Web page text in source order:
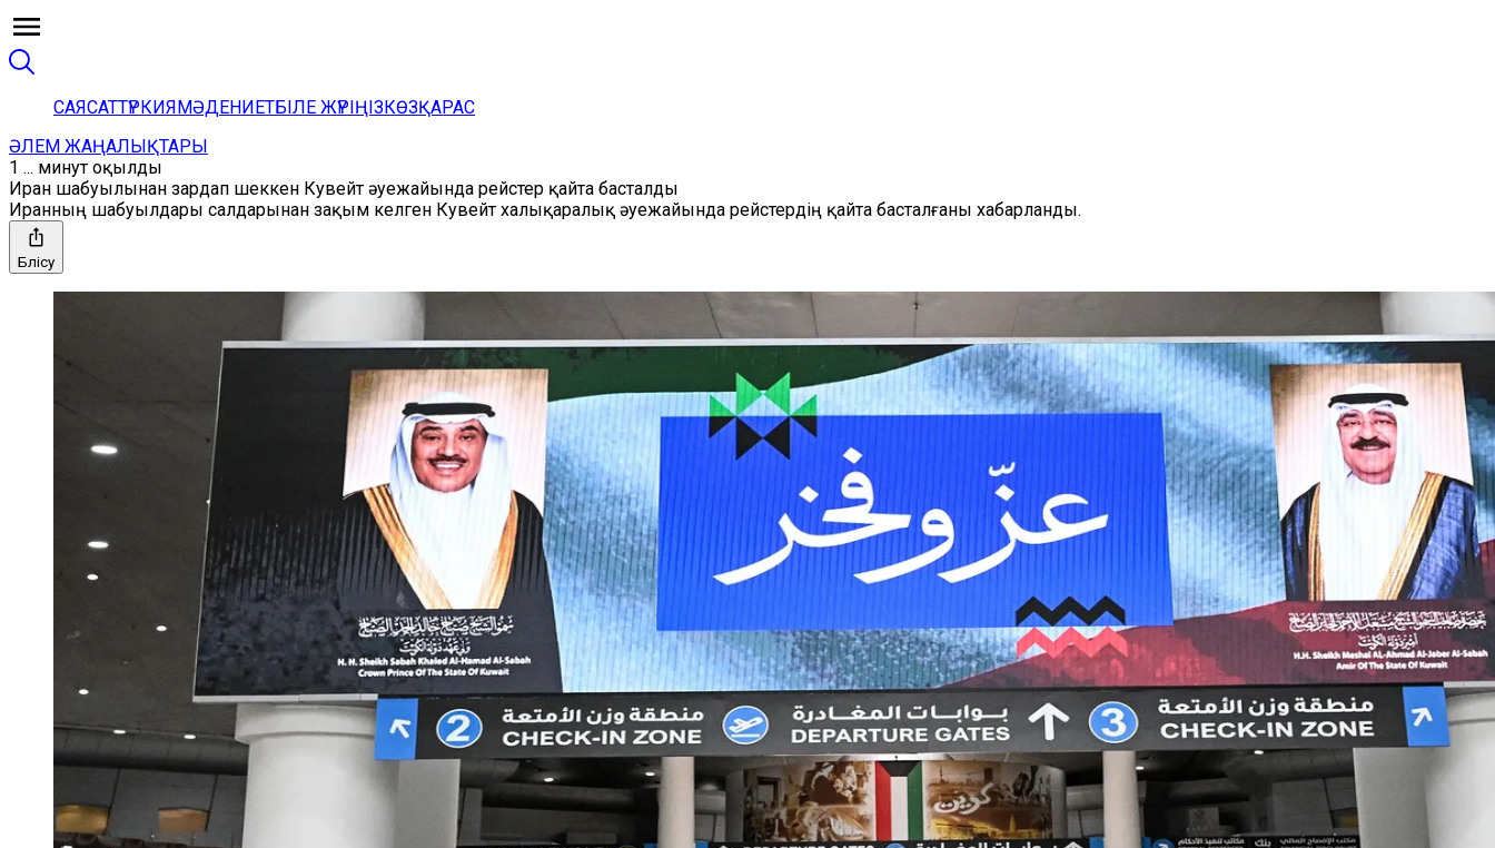
САЯСАТТҮРКИЯМӘДЕНИЕТБІЛЕ ЖҮРІҢІЗКӨЗҚАРАС
ӘЛЕМ ЖАҢАЛЫҚТАРЫ
1 ... минут оқылды
Иран шабуылынан зардап шеккен Кувейт әуежайында рейстер қайта басталды
Иранның шабуылдары салдарынан зақым келген Кувейт халықаралық әуежайында рейстердің қайта басталғаны хабарланды.
Бөлісу